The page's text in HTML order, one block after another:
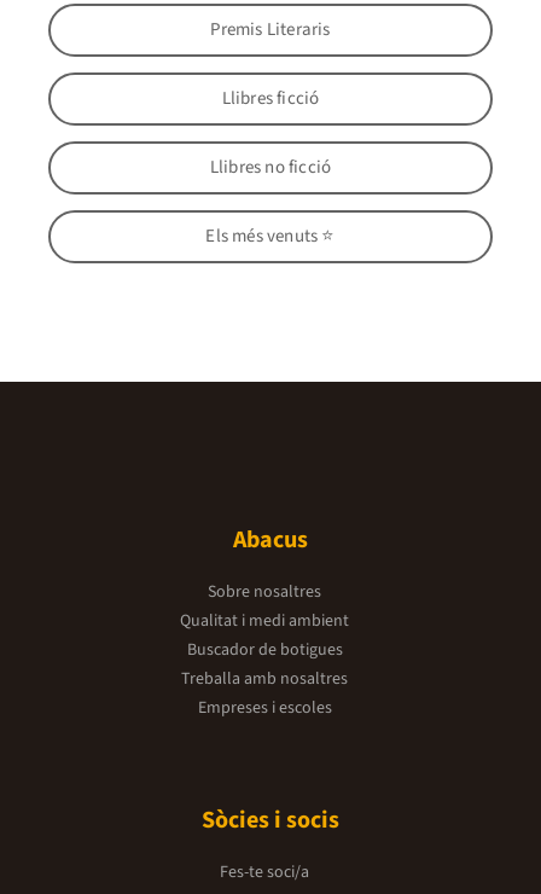
Premis Literaris
Llibres ficció
Llibres no ficció
Els més venuts ⭐
Abacus
Sobre nosaltres
Qualitat i medi ambient
Buscador de botigues
Treballa amb nosaltres
Empreses i escoles
Sòcies i socis
Fes-te soci/a